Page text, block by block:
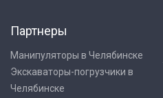
Партнеры
Манипуляторы в Челябинске
Экскаваторы-погрузчики в
Челябинске